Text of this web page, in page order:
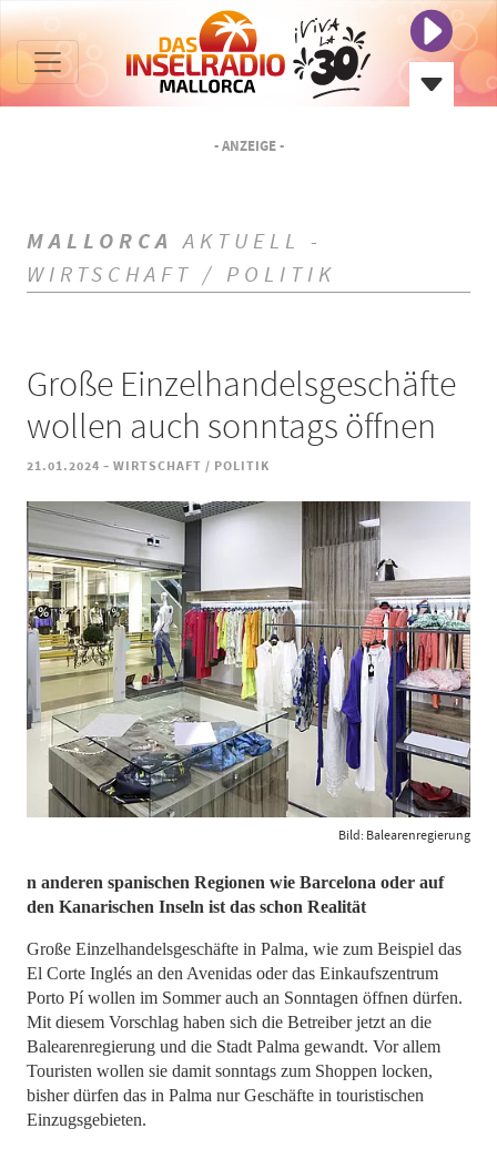
- ANZEIGE -
MALLORCA AKTUELL -
WIRTSCHAFT / POLITIK
Große Einzelhandelsgeschäfte
wollen auch sonntags öffnen
21.01.2024 - WIRTSCHAFT / POLITIK
Bild: Balearenregierung
n anderen spanischen Regionen wie Barcelona oder auf
den Kanarischen Inseln ist das schon Realität
Große Einzelhandelsgeschäfte in Palma, wie zum Beispiel das
El Corte Inglés an den Avenidas oder das Einkaufszentrum
Porto Pí wollen im Sommer auch an Sonntagen öffnen dürfen.
Mit diesem Vorschlag haben sich die Betreiber jetzt an die
Balearenregierung und die Stadt Palma gewandt. Vor allem
Touristen wollen sie damit sonntags zum Shoppen locken,
bisher dürfen das in Palma nur Geschäfte in touristischen
Einzugsgebieten.